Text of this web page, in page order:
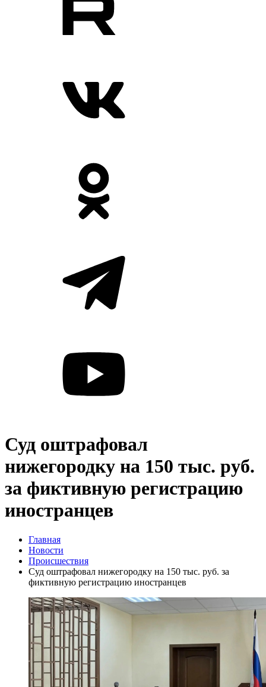
Суд оштрафовал
нижегородку на 150 тыс. руб.
за фиктивную регистрацию
иностранцев
Главная
Новости
Происшествия
Суд оштрафовал нижегородку на 150 тыс. руб. за
фиктивную регистрацию иностранцев